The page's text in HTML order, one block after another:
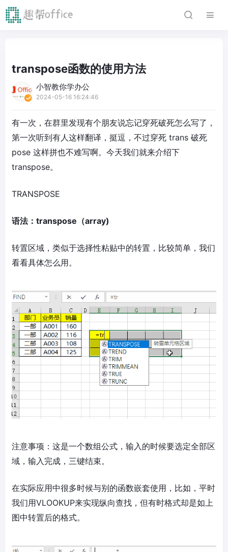
transpose函数的使用方法
小智教你学办公
2024-05-16 16:24:46
有一次，在群里发现有个朋友说忘记穿死破死怎么写了，
第一次听到有人这样翻译，挺逗，不过穿死 trans 破死
pose 这样拼也不难写啊。今天我们就来介绍下
transpose。
TRANSPOSE
语法：transpose（array)
转置区域，类似于选择性粘贴中的转置，比较简单，我们
看看具体怎么用。
注意事项：这是一个数组公式，输入的时候要选定全部区
域，输入完成，三键结束。
在实际应用中很多时候与别的函数嵌套使用，比如，平时
我们用VLOOKUP来实现纵向查找，但有时格式却是如上
图中转置后的格式。